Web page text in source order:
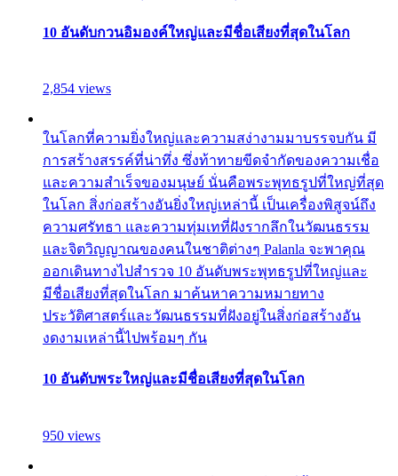
10 อันดับกวนอิมองค์ใหญ่และมีชื่อเสียงที่สุดในโลก
2,854 views
ในโลกที่ความยิ่งใหญ่และความสง่างามมาบรรจบกัน มี
การสร้างสรรค์ที่น่าทึ่ง ซึ่งท้าทายขีดจำกัดของความเชื่อ
และความสำเร็จของมนุษย์ นั่นคือพระพุทธรูปที่ใหญ่ที่สุด
ในโลก สิ่งก่อสร้างอันยิ่งใหญ่เหล่านี้ เป็นเครื่องพิสูจน์ถึง
ความศรัทธา และความทุ่มเทที่ฝังรากลึกในวัฒนธรรม
และจิตวิญญาณของคนในชาติต่างๆ Palanla จะพาคุณ
ออกเดินทางไปสำรวจ 10 อันดับพระพุทธรูปที่ใหญ่และ
มีชื่อเสียงที่สุดในโลก มาค้นหาความหมายทาง
ประวัติศาสตร์และวัฒนธรรมที่ฝังอยู่ในสิ่งก่อสร้างอัน
งดงามเหล่านี้ไปพร้อมๆ กัน
10 อันดับพระใหญ่และมีชื่อเสียงที่สุดในโลก
950 views